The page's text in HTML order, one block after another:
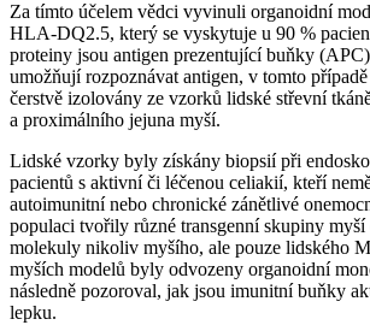
Za tímto účelem vědci vyvinuli organoidní
HLA-DQ2.5, který se vyskytuje u 90 %
proteiny jsou antigen prezentující buňky
umožňují rozpoznávat antigen, v tomto
čerstvě izolovány ze vzorků lidské střevní
a proximálního jejuna myší.
Lidské vzorky byly získány biopsií při
pacientů s aktivní či léčenou celiakií, kteří
autoimunitní nebo chronické zánětlivé
populaci tvořily různé transgenní skupiny
molekuly nikoliv myšího, ale pouze lidského
myších modelů byly odvozeny organoidní
následně pozoroval, jak jsou imunitní buňky
lepku.